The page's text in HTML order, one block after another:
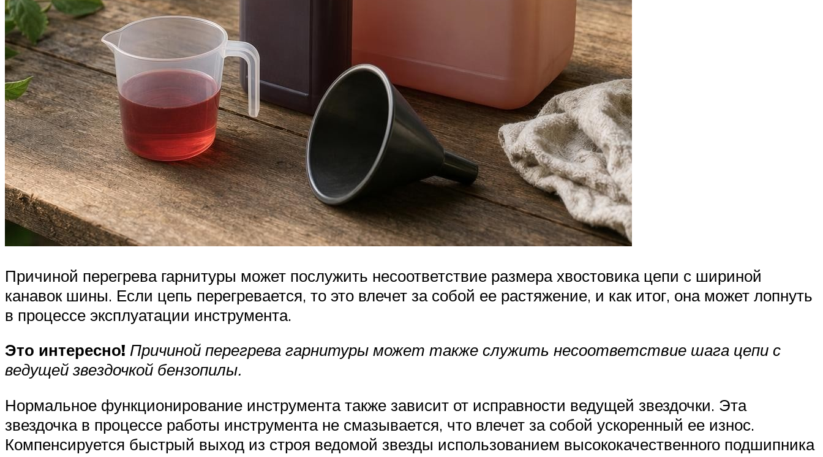
Причиной перегрева гарнитуры может послужить несоответствие размера хвостовика цепи с шириной
канавок шины. Если цепь перегревается, то это влечет за собой ее растяжение, и как итог, она может лопнуть
в процессе эксплуатации инструмента.
Это интересно! Причиной перегрева гарнитуры может также служить несоответствие шага цепи с
ведущей звездочкой бензопилы.
Нормальное функционирование инструмента также зависит от исправности ведущей звездочки. Эта
звездочка в процессе работы инструмента не смазывается, что влечет за собой ускоренный ее износ.
Компенсируется быстрый выход из строя ведомой звезды использованием высококачественного подшипника